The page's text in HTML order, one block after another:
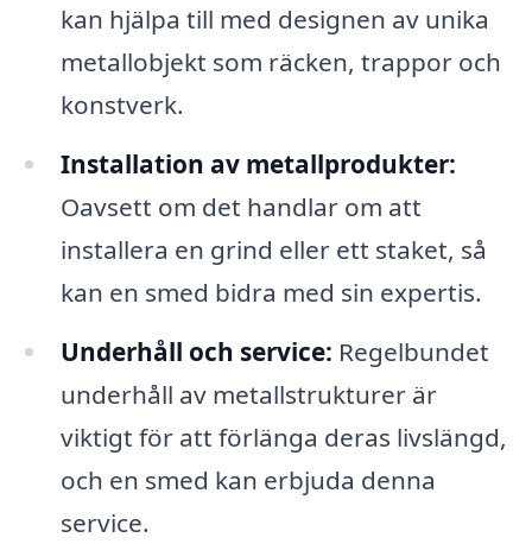
kan hjälpa till med designen av unika
metallobjekt som räcken, trappor och
konstverk.
Installation av metallprodukter:
Oavsett om det handlar om att
installera en grind eller ett staket, så
kan en smed bidra med sin expertis.
Underhåll och service: Regelbundet
underhåll av metallstrukturer är
viktigt för att förlänga deras livslängd,
och en smed kan erbjuda denna
service.